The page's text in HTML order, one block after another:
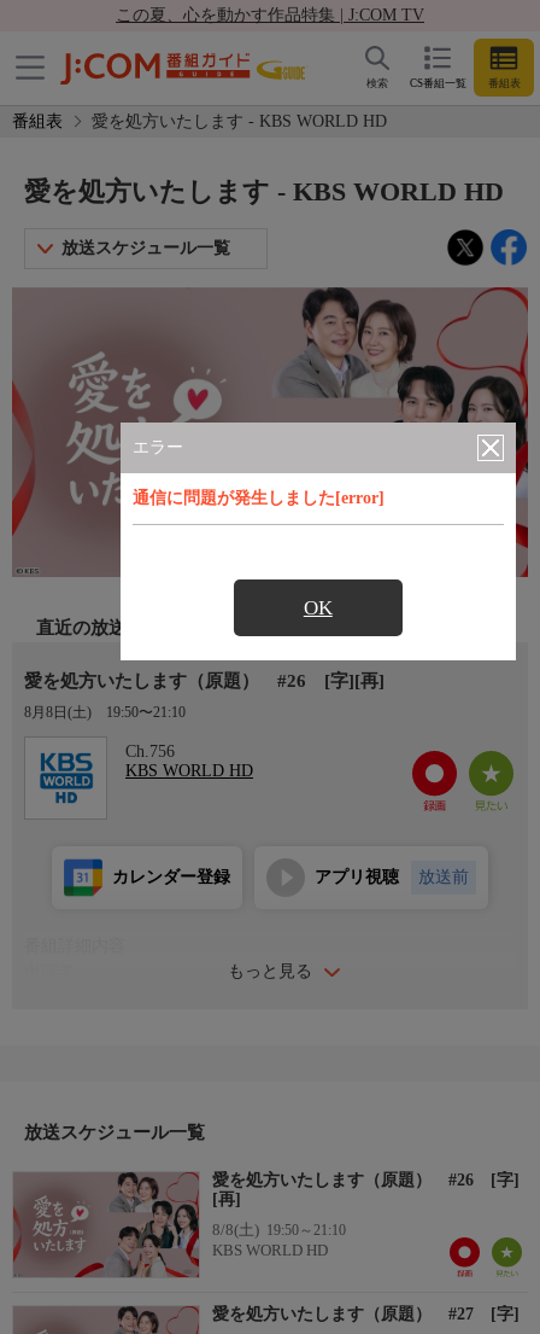
この夏、心を動かす作品特集 | J:COM TV
CS番組一覧 番組表
検索
番組表 愛を処方いたします - KBS WORLD HD
エラー
通信に問題が発生しました[error]
OK
愛を処方いたします - KBS WORLD HD
放送スケジュール一覧
直近の放送
愛を処方いたします（原題） #26 [字][再]
8月8日(土) 19:50〜21:10
Ch.756
KBS WORLD HD
もっと見る
カレンダー登録 アプリ視聴 放送前
う中、愛と和解、成長と赦しを描く、心を温かく揺さぶるロマン
ミンソが使っている部屋のチェストからセリが隠していた包みを
見つけたウンビンは、放心状態のままヒョンビンの元へ向かう
が、ヒョンビンにも多くを語らない。その頃、デハンはドンスク
た。翌朝、祖母にヒョンビンとの交際がバレたことをジュニョク
放送スケジュール一覧
愛を処方いたします（原題） #26 [字]
[再]
8/8(土) 19:50～21:10
KBS WORLD HD
愛を処方いたします（原題） #27 [字]